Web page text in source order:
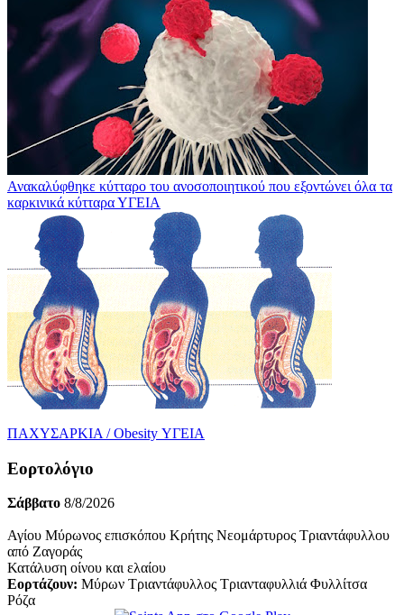
Ανακαλύφθηκε κύτταρο του ανοσοποιητικού που εξοντώνει όλα τα
καρκινικά κύτταραΥΓΕΙΑ
ΠΑΧΥΣΑΡΚΙΑ / Obesity ΥΓΕΙΑ
Εορτολόγιο
Σάββατο 8/8/2026
Αγίου Μύρωνος επισκόπου Κρήτης Νεομάρτυρος Τριαντάφυλλου
από Ζαγοράς
Κατάλυση οίνου και ελαίου
Εορτάζουν: Μύρων Τριαντάφυλλος Τριανταφυλλιά Φυλλίτσα
Ρόζα